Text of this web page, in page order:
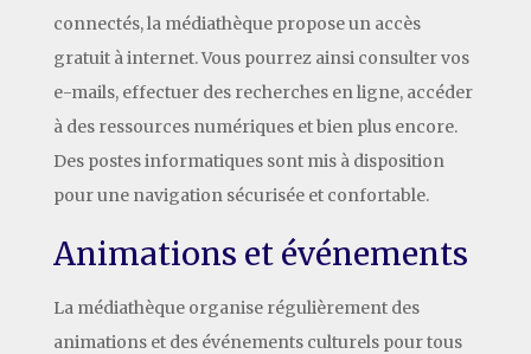
connectés, la médiathèque propose un accès
gratuit à internet. Vous pourrez ainsi consulter vos
e-mails, effectuer des recherches en ligne, accéder
à des ressources numériques et bien plus encore.
Des postes informatiques sont mis à disposition
pour une navigation sécurisée et confortable.
Animations et événements
La médiathèque organise régulièrement des
animations et des événements culturels pour tous